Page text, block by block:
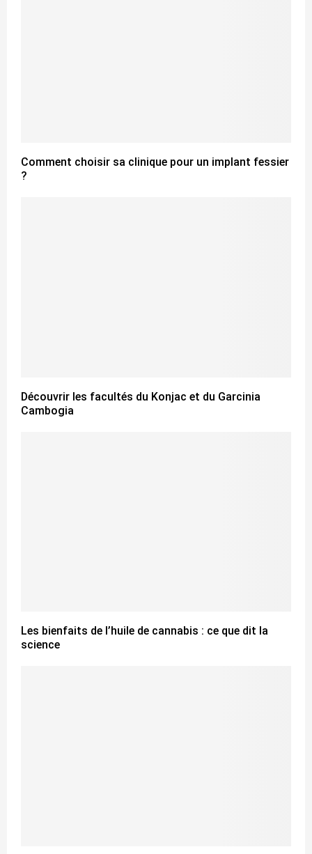
Comment choisir sa clinique pour un implant fessier
?
Découvrir les facultés du Konjac et du Garcinia
Cambogia
Les bienfaits de l’huile de cannabis : ce que dit la
science